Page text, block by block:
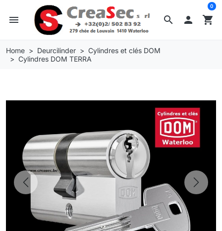
search
menu  shopping_cart
0
Home Deurcilinder
Cylindres et clés DOM
Cylindres DOM TERRA
Previous Next